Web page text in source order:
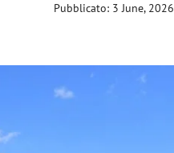
Pubblicato: 3 June, 2026